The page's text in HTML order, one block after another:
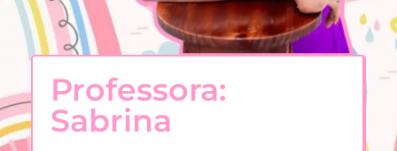
Professora:
Sabrina